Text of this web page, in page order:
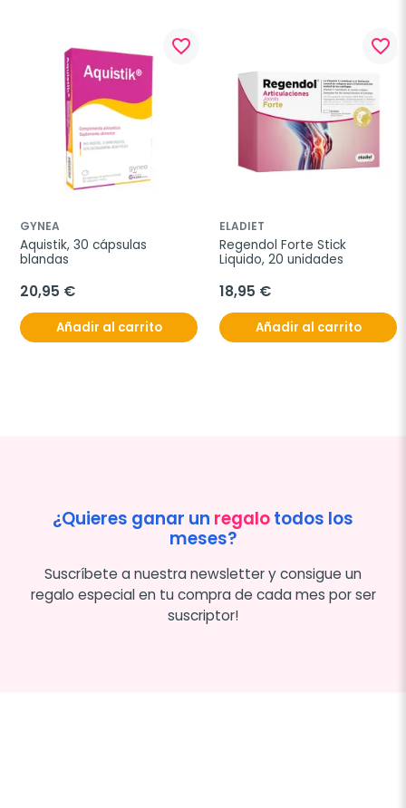
favorite_border
GYNEA
Aquistik, 30 cápsulas
blandas
20,95 €
Añadir al carrito
favorite_border
ELADIET
Regendol Forte Stick
Liquido, 20 unidades
18,95 €
Añadir al carrito
¿Quieres ganar un regalotodos los
meses?
Suscríbete a nuestra newsletter y consigue un
regalo especial en tu compra de cada mes por ser
suscriptor!